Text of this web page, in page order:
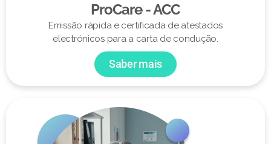
ProCare - ACC
Emissão rápida e certificada de atestados
electrónicos para a carta de condução.
Saber mais